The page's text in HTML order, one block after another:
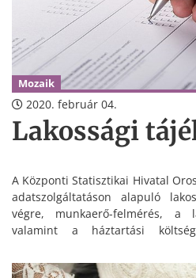
Mozaik
2020. február 04.
Lakossági
A Központi Statisztikai Hivatal
adatszolgáltatáson alapuló
végre, munkaerő-felmérés, a
valamint a háztartási